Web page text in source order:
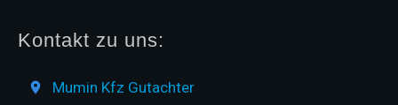
Kontakt zu uns:
Mumin Kfz Gutachter